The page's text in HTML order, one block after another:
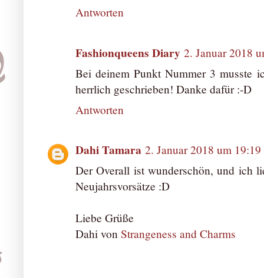
Antworten
Fashionqueens Diary 2. Januar 2018
Bei deinem Punkt Nummer 3 musste
herrlich geschrieben! Danke dafür :-D
Antworten
Dahi Tamara 2. Januar 2018 um 19:19
Der Overall ist wunderschön, und ich
Neujahrsvorsätze :D
Liebe Grüße
Dahi von Strangeness and Charms